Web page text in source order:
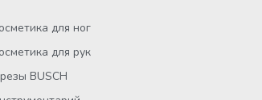
для ног
для рук
BUSCH